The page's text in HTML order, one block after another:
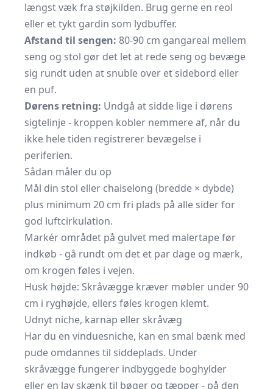
længst væk fra støjkilden. Brug gerne en reol
eller et tykt gardin som lydbuffer.
Afstand til sengen: 80-90 cm gangareal mellem
seng og stol gør det let at rede seng og bevæge
sig rundt uden at snuble over et sidebord eller
en puf.
Dørens retning: Undgå at sidde lige i dørens
sigtelinje - kroppen kobler nemmere af, når du
ikke hele tiden registrerer bevægelse i
periferien.
Sådan måler du op
Mål din stol eller chaiselong (bredde × dybde)
plus minimum 20 cm fri plads på alle sider for
god luftcirkulation.
Markér området på gulvet med malertape før
indkøb - gå rundt om det et par dage og mærk,
om krogen føles i vejen.
Husk højde: Skråvægge kræver møbler under 90
cm i ryghøjde, ellers føles krogen klemt.
Udnyt niche, karnap eller skråvæg
Har du en vinduesniche, kan en smal bænk med
pude omdannes til siddeplads. Under
skråvægge fungerer indbyggede boghylder
eller en lav skænk til bøger og tæpper - på den